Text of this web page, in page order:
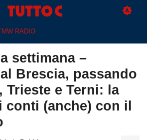
RADIO
settimana –
Brescia, passando
Trieste e Terni: la
conti (anche) con il